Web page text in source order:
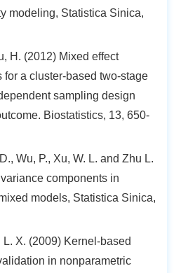
modeling, Statistica Sinica,
H. (2012) Mixed effect
for a cluster-based two-stage
sampling design
Biostatistics, 13, 650-
Wu, P., Xu, W. L. and Zhu L.
components in
models, Statistica Sinica,
L. X. (2009) Kernel-based
in nonparametric